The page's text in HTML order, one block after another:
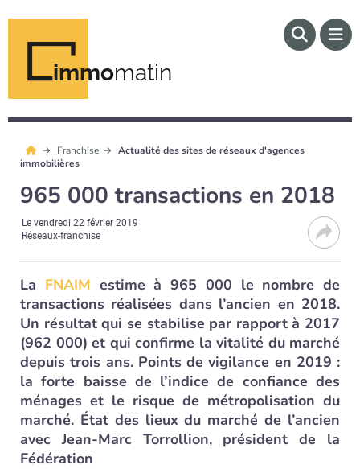
immomatin
Franchise
Actualité des sites de réseaux d'agences
immobilières
965 000 transactions en 2018
Levendredi 22 février 2019
Réseaux-franchise
La FNAIM estime à 965 000 le nombre de
transactions réalisées dans l’ancien en 2018.
Un résultat qui se stabilise par rapport à 2017
(962 000) et qui confirme la vitalité du marché
depuis trois ans. Points de vigilance en 2019 :
la forte baisse de l’indice de confiance des
ménages et le risque de métropolisation du
marché. État des lieux du marché de l’ancien
avec Jean-Marc Torrollion, président de la
Fédération